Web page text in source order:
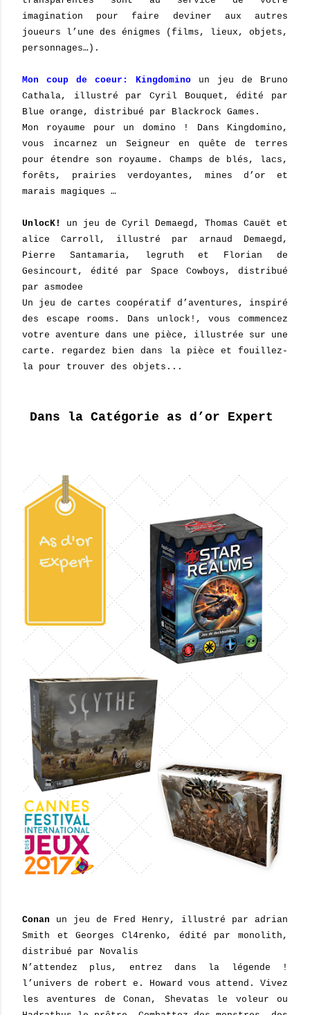
imagination pour faire deviner aux autres
joueurs l’une des énigmes (films, lieux, objets,
personnages…).
Mon coup de coeur: Kingdomino un jeu de Bruno
Cathala, illustré par Cyril Bouquet, édité par
Blue orange, distribué par Blackrock Games.
Mon royaume pour un domino ! Dans Kingdomino,
vous incarnez un Seigneur en quête de terres
pour étendre son royaume. Champs de blés, lacs,
forêts, prairies verdoyantes, mines d’or et
marais magiques …
UnlocK!
un jeu de Cyril Demaegd, Thomas Cauët et
alice Carroll, illustré par arnaud Demaegd,
Pierre Santamaria, legruth et Florian de
Gesincourt, édité par Space Cowboys, distribué
par asmodee
Un jeu de cartes coopératif d’aventures, inspiré
des escape rooms. Dans unlock!, vous commencez
votre aventure dans une pièce, illustrée sur une
carte. regardez bien dans la pièce et fouillez-
la pour trouver des objets...
Dans la Catégorie as d’or Expert
Conan un jeu de Fred Henry, illustré par adrian
Smith et Georges Cl4renko, édité par monolith,
distribué par Novalis
N’attendez plus, entrez dans la légende !
l’univers de robert e. Howard vous attend. Vivez
les aventures de Conan, Shevatas le voleur ou